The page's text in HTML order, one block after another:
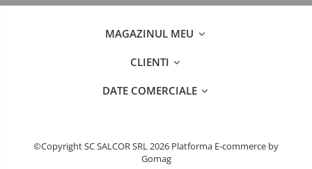
MAGAZINUL MEU
CLIENTI
DATE COMERCIALE
©Copyright SC SALCOR SRL 2026 Platforma E-commerce by
Gomag